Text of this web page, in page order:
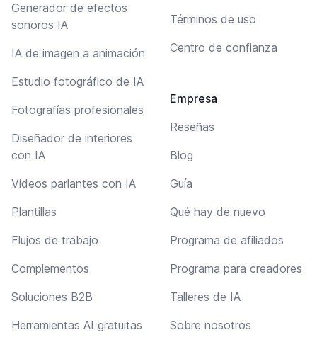
Generador de efectos
sonoros IA
IA de imagen a animación
Estudio fotográfico de IA
Fotografías profesionales
Diseñador de interiores
con IA
Videos parlantes con IA
Plantillas
Flujos de trabajo
Complementos
Soluciones B2B
Herramientas AI gratuitas
Términos de uso
Centro de confianza
Empresa
Reseñas
Blog
Guía
Qué hay de nuevo
Programa de afiliados
Programa para creadores
Talleres de IA
Sobre nosotros